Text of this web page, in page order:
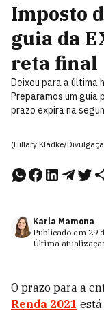
Imposto
guia da
reta final
Deixou para a última
Preparamos um guia
prazo expira na
(Hillary Kladke/
Karla Mamona
Publicado em 29
Última
O prazo para a
Renda 2021